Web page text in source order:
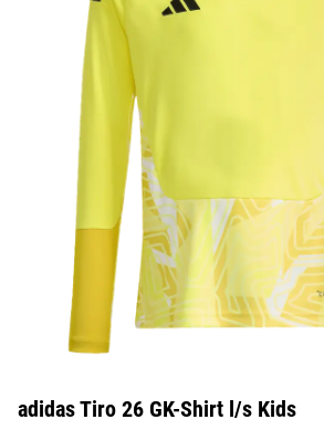
adidas Tiro 26 GK-Shirt l/s Kids